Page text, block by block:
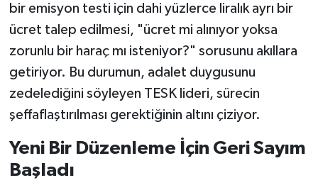
bir emisyon testi için dahi yüzlerce liralık ayrı bir
ücret talep edilmesi, "ücret mi alınıyor yoksa
zorunlu bir haraç mı isteniyor?" sorusunu akıllara
getiriyor. Bu durumun, adalet duygusunu
zedelediğini söyleyen TESK lideri, sürecin
şeffaflaştırılması gerektiğinin altını çiziyor.
Yeni Bir Düzenleme İçin Geri Sayım
Başladı